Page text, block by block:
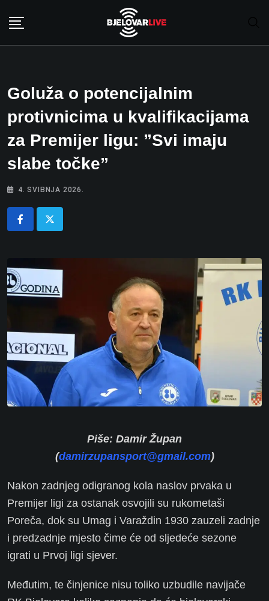
Goluža o potencijalnim
protivnicima u kvalifikacijama
za Premijer ligu: ”Svi imaju
slabe točke”
4. SVIBNJA 2026.
Piše: Damir Župan
(damirzupansport@gmail.com)
Nakon zadnjeg odigranog kola naslov prvaka u
Premijer ligi za ostanak osvojili su rukometaši
Poreča, dok su Umag i Varaždin 1930 zauzeli zadnje
i predzadnje mjesto čime će od sljedeće sezone
igrati u Prvoj ligi sjever.
Međutim, te činjenice nisu toliko uzbudile navijače